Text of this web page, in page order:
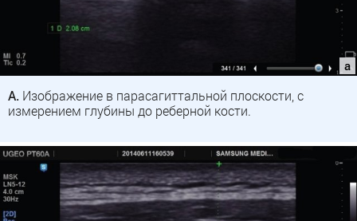
A. Изображение в парасагиттальной плоскости, с
измерением глубины до реберной кости.